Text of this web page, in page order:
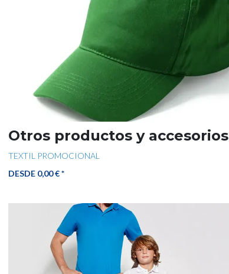
Otros productos y accesorios
TEXTIL PROMOCIONAL
DESDE 0,00 € *